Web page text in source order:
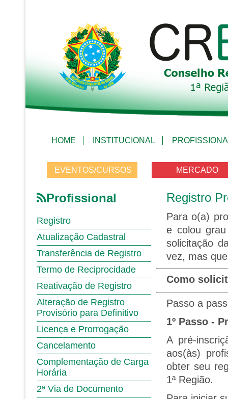
HOME INSTITUCIONAL
EVENTOS/CURSOS MERCADO
Profissional
Registro
Atualização Cadastral
Transferência de Registro
Termo de Reciprocidade
Reativação de Registro
Alteração de Registro
Provisório para Definitivo
Licença e Prorrogação
Cancelamento
Complementação de Carga
Horária
2ª Via de Documento
Registro
Para o(a)
e colou
solicitação
vez, mas
Como
Passo a
1º Passo -
A pré-
aos(às)
obter seu
1ª Região.